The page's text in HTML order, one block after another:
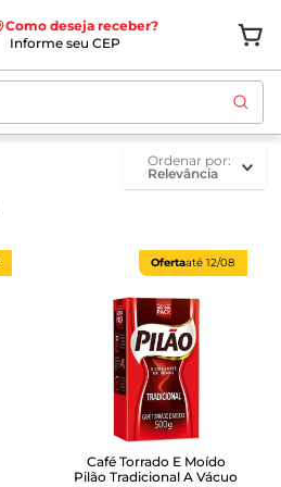
Como deseja receber?
Informe seu CEP
ordenar por
Relevância
Ofertaaté 12/08
Café Torrado E Moído
Pilão Tradicional A Vácuo